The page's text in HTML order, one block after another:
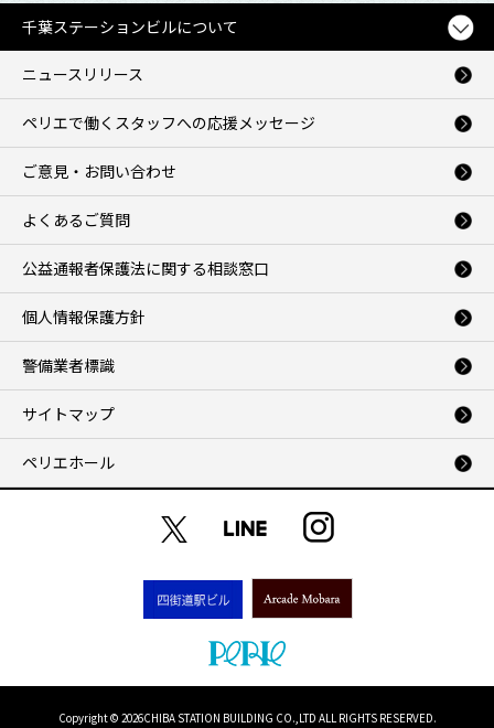
千葉ステーションビルについて
ニュースリリース
ペリエで働くスタッフへの応援メッセージ
ご意見・お問い合わせ
よくあるご質問
公益通報者保護法に関する相談窓口
個人情報保護方針
警備業者標識
サイトマップ
ペリエホール
Copyright © 2026CHIBA STATION BUILDING CO.,LTD ALL RIGHTS RESERVED.